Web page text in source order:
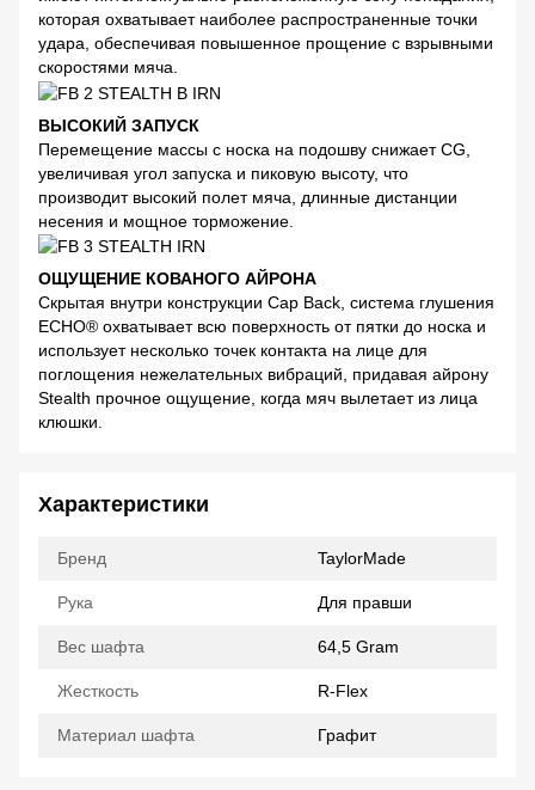
которая охватывает наиболее распространенные точки
удара, обеспечивая повышенное прощение с взрывными
скоростями мяча.
ВЫСОКИЙ ЗАПУСК
Перемещение массы с носка на подошву снижает CG,
увеличивая угол запуска и пиковую высоту, что
производит высокий полет мяча, длинные дистанции
несения и мощное торможение.
ОЩУЩЕНИЕ КОВАНОГО АЙРОНА
Скрытая внутри конструкции Cap Back, система глушения
ECHO® охватывает всю поверхность от пятки до носка и
использует несколько точек контакта на лице для
поглощения нежелательных вибраций, придавая айрону
Stealth прочное ощущение, когда мяч вылетает из лица
клюшки.
Характеристики
Бренд TaylorMade
Рука Для правши
Вес шафта 64,5 Gram
Жесткость R-Flex
Материал шафта Графит